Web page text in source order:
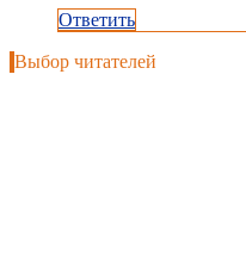
Ответить
Выбор читателей